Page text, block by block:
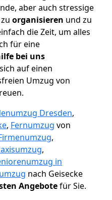
aber auch stressige
organisieren und zu
die Zeit, um alles
für eine
bei uns
auf einen
Umzug von
Dresden,
, Fernumzug von
,
,
in
nach Geisecke
Angebotefür Sie.